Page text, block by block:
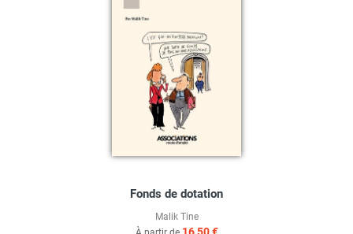
Fonds de dotation
Malik Tine
16,50 €